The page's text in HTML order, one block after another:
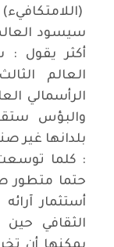
سيسود
أكثر يقول :
العالم
الرأسمالي
والبؤس
بلدانها غير
: كلما توسعت
حتما متطور
أستثمار
الثقافي